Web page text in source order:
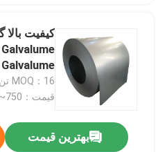
مواد سقف
MOQ：16 تن
قیمت：750~850 USD
بهترین قیمت